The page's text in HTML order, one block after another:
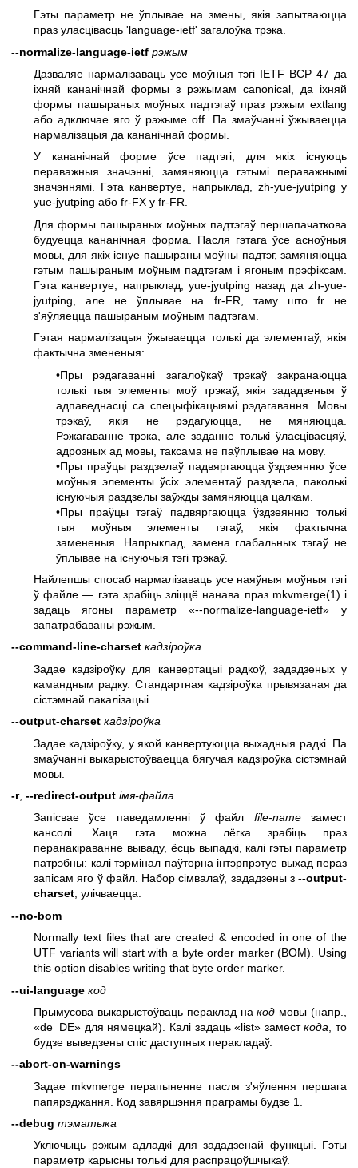
Гэты параметр не ўплывае на змены, якія запытваюцца
праз уласцівасць 'language-ietf' загалоўка трэка.
--normalize-language-ietf рэжым
Дазваляе нармалізаваць усе моўныя тэгі IETF BCP 47 да
іхняй кананічнай формы з рэжымам canonical, да іхняй
формы пашыраных моўных падтэгаў праз рэжым extlang
або адключае яго ў рэжыме off. Па змаўчанні ўжываецца
нармалізацыя да кананічнай формы.
У кананічнай форме ўсе падтэгі, для якіх існуюць
пераважныя значэнні, замяняюцца гэтымі пераважнымі
значэннямі. Гэта канвертуе, напрыклад, zh-yue-jyutping у
yue-jyutping або fr-FX у fr-FR.
Для формы пашыраных моўных падтэгаў першапачаткова
будуецца кананічная форма. Пасля гэтага ўсе асноўныя
мовы, для якіх існуе пашыраны моўны падтэг, замяняюцца
гэтым пашыраным моўным падтэгам і ягоным прэфіксам.
Гэта канвертуе, напрыклад, yue-jyutping назад да zh-yue-
jyutping, але не ўплывае на fr-FR, таму што fr не
з'яўляецца пашыраным моўным падтэгам.
Гэтая нармалізацыя ўжываецца толькі да элементаў, якія
фактычна змененыя:
•Пры рэдагаванні загалоўкаў трэкаў закранаюцца
толькі тыя элементы моў трэкаў, якія зададзеныя ў
адпаведнасці са спецыфікацыямі рэдагавання. Мовы
трэкаў, якія не рэдагуюцца, не мяняюцца.
Рэжагаванне трэка, але заданне толькі ўласцівасцяў,
адрозных ад мовы, таксама не паўплывае на мову.
•Пры праўцы раздзелаў падвяргаюцца ўздзеянню ўсе
моўныя элементы ўсіх элементаў раздзела, паколькі
існуючыя раздзелы заўжды замяняюцца цалкам.
•Пры праўцы тэгаў падвяргаюцца ўздзеянню толькі
тыя моўныя элементы тэгаў, якія фактычна
замененыя. Напрыклад, замена глабальных тэгаў не
ўплывае на існуючыя тэгі трэкаў.
Найлепшы спосаб нармалізаваць усе наяўныя моўныя тэгі
ў файле — гэта зрабіць зліццё нанава праз mkvmerge(1) і
задаць ягоны параметр «--normalize-language-ietf» у
запатрабаваны рэжым.
--command-line-charset кадзіроўка
Задае кадзіроўку для канвертацыі радкоў, зададзеных у
камандным радку. Стандартная кадзіроўка прывязаная да
сістэмнай лакалізацыі.
--output-charset кадзіроўка
Задае кадзіроўку, у якой канвертуюцца выхадныя радкі. Па
змаўчанні выкарыстоўваецца бягучая кадзіроўка сістэмнай
мовы.
-r, --redirect-output імя-файла
Запісвае ўсе паведамленні ў файл file-nameзамест
кансолі. Хаця гэта можна лёгка зрабіць праз
перанакіраванне вываду, ёсць выпадкі, калі гэты параметр
патрэбны: калі тэрмінал паўторна інтэрпрэтуе выхад пераз
запісам яго ў файл. Набор сімвалаў, зададзены з --output-
charset, улічваецца.
--no-bom
Normally text files that are created & encoded in one of the
UTF variants will start with a byte order marker (BOM). Using
this option disables writing that byte order marker.
--ui-language код
Прымусова выкарыстоўваць пераклад накод мовы (напр.,
«de_DE» для нямецкай). Калі задаць «list» заместкода , то
будзе выведзены спіс даступных перакладаў.
--abort-on-warnings
Задае mkvmerge перапыненне пасля з'яўлення першага
папярэджання. Код завяршэння праграмы будзе 1.
--debug тэматыка
Уключыць рэжым адладкі для зададзенай функцыі. Гэты
параметр карысны толькі для распрацоўшчыкаў.